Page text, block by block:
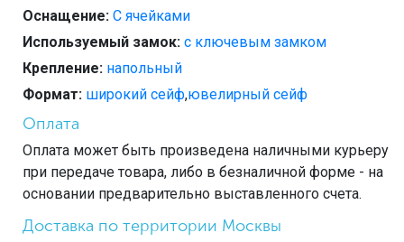
Оснащение: С ячейками
Используемый замок: с ключевым замком
Крепление: напольный
Формат: широкий сейф,ювелирный сейф
Оплата
Оплата может быть произведена наличными курьеру
при передаче товара, либо в безналичной форме - на
основании предварительно выставленного счета.
Доставка по территории Москвы